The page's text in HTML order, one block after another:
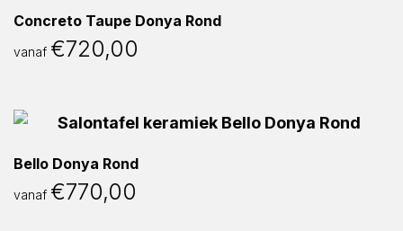
Concreto Taupe Donya Rond
vanaf €720,00
Bello Donya Rond
vanaf €770,00